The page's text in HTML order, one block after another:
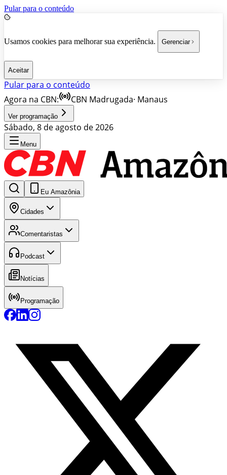
Pular para o conteúdo
Usamos cookies para melhorar sua experiência. Gerenciar
Aceitar
Pular para o conteúdo
Agora na CBN:
CBN Madrugada· Manaus
Ver programação
Sábado, 8 de agosto de 2026
Menu
Eu Amazônia
Cidades
Comentaristas
Podcast
Notícias
Programação